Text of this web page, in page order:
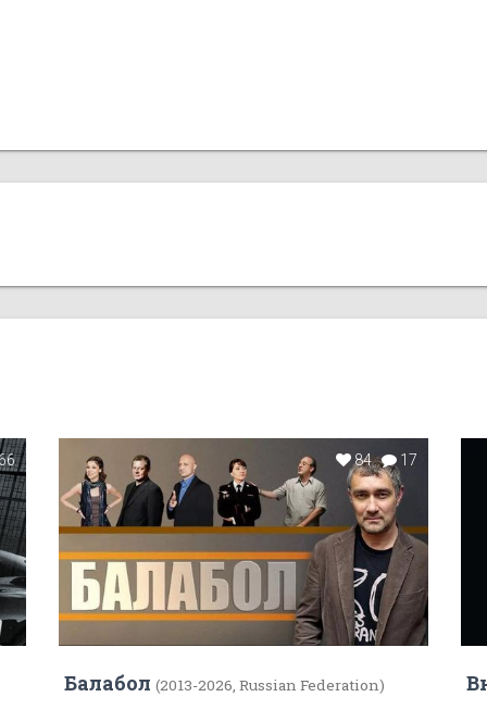
84 17
Балабол (2013-2026, Russian Federation)